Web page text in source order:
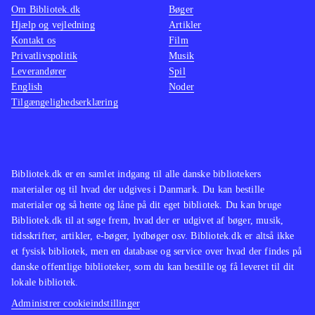
Bibliotek.dk er en samlet indgang til alle danske bibliotekers
materialer og til hvad der udgives i Danmark. Du kan bestille
materialer og så hente og låne på dit eget bibliotek. Du kan bruge
Bibliotek.dk til at søge frem, hvad der er udgivet af bøger, musik,
tidsskrifter, artikler, e-bøger, lydbøger osv. Bibliotek.dk er altså ikke
et fysisk bibliotek, men en database og service over hvad der findes på
danske offentlige biblioteker, som du kan bestille og få leveret til dit
lokale bibliotek.
Administrer cookieindstillinger
Om Bibliotek.dk
Hjælp og vejledning
Kontakt os
Privatlivspolitik
Leverandører
English
Tilgængelighedserklæring
Bøger
Artikler
Film
Musik
Spil
Noder